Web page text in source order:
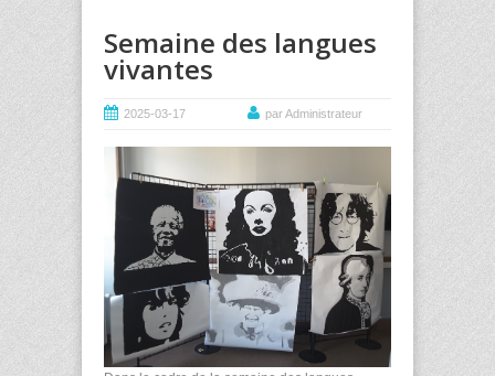
Semaine des langues
vivantes
2025-03-17 par Administrateur